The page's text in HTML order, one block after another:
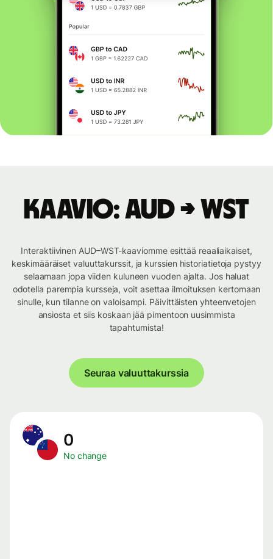
Kaavio: AUD → WST
Interaktiivinen AUD–WST-kaaviomme esittää reaaliaikaiset,
keskimääräiset valuuttakurssit, ja kurssien historiatietoja pystyy
selaamaan jopa viiden kuluneen vuoden ajalta. Jos haluat
odotella parempia kursseja, voit asettaa ilmoituksen kertomaan
sinulle, kun tilanne on valoisampi. Päivittäisten yhteenvetojen
ansiosta et siis koskaan jää pimentoon uusimmista
tapahtumista!
Seuraa valuuttakurssia
0
No change